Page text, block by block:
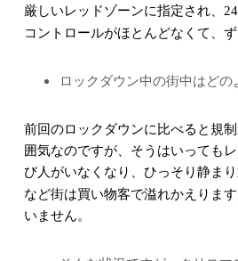
厳しいレッドゾーンに指定され、
24
コントロールがほとんどなくて、
ロックダウン中の街中はど
前回のロックダウンに比べると規
囲気なのですが、そうはいっても
び人がいなくなり、ひっそり静ま
など街は買い物客で溢れかえりま
いません。